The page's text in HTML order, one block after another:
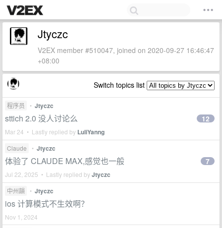
Jtyczc
V2EX member #510047, joined on 2020-09-27 16:46:47
+08:00
Switch topics list
程序员 • Jtyczc
sttich 2.0 没人讨论么
Mar 24 • Lastly replied by LuliYanng
12
Claude • Jtyczc
体验了 CLAUDE MAX,感觉也一般
Jul 22, 2025 • Lastly replied byJtyczc
7
中州韻 • Jtyczc
ios 计算模式不生效啊？
Nov 1, 2024